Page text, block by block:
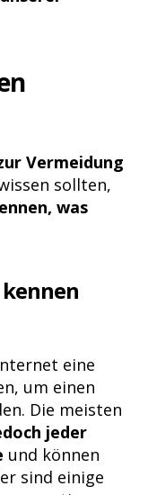
Vermeidung
sollten,
was
eine
um einen
Die meisten
jeder
und können
sind einige